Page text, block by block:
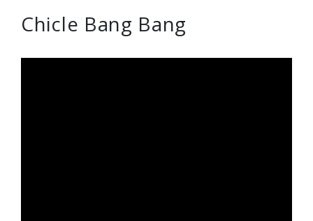
Chicle Bang Bang